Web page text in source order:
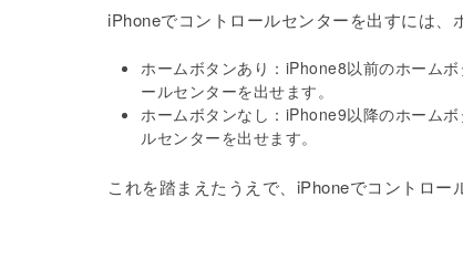
iPhoneでコントロールセンターを出すには、
ホームボタンあり：iPhone8以前のホーム
ールセンターを出せます。
ホームボタンなし：iPhone9以降のホーム
ルセンターを出せます。
これを踏まえたうえで、iPhoneでコントロー